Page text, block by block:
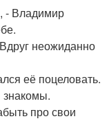
- Владимир
неожиданно
её поцеловать.
про свои